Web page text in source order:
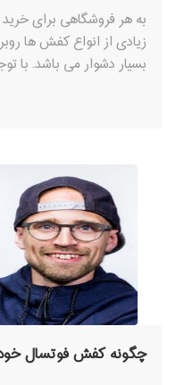
به هر فروشگاهی برای
زیادی از انواع کفش ها
بسیار دشوار می باشد. با
کفش های مخصوص آن رشته
شرایط، بهترین ویژگی ها
چگونه کفش فوتسال خود